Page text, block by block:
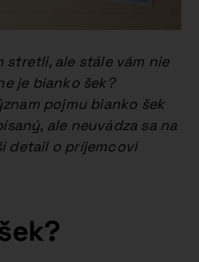
stretli, ale stále vám nie
je bianko šek?
pojmu bianko šek
ale neuvádza sa na
detail o príjemcovi